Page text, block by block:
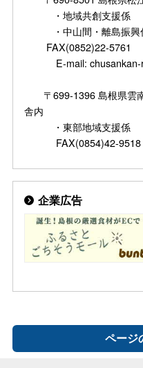
・地域共創支援係
・中山間・離島振興
FAX(0852)22-5761
E-mail: chusankan-
〒699-1396 島根県雲
舎内
・東部地域支援係
FAX(0854)42-9518
企業広告
ページ